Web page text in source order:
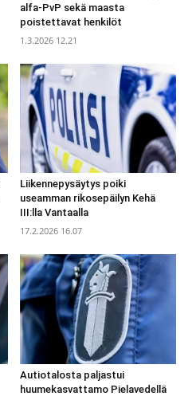
alfa-PvP sekä maasta
poistettavat henkilöt
1.3.2026 12.21
Liikennepysäytys poiki
useamman rikosepäilyn Kehä
III:lla Vantaalla
17.2.2026 16.07
Autiotalosta paljastui
huumekasvattamo Pielavedellä